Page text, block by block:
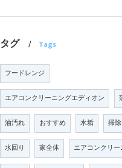
タグ Tags
フードレンジ
エアコンクリーニングエディオン
油汚れ おすすめ 水垢 掃除
水回り 家全体 エアコンクリ